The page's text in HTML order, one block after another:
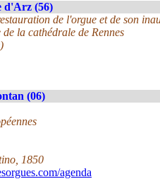
d'Arz (56)
de l'orgue et de son
la cathédrale de Rennes
(06)
1850
agenda